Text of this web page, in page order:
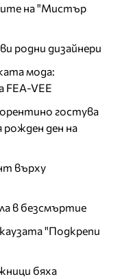
на "Мистър
родни дизайнери
мода:
FEA-VEE
гостува
рожден ден на
върху
в безсмъртие
"Подкрепи
бяха